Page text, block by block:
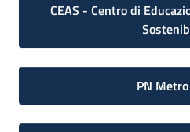
CEAS - Centro di
PN